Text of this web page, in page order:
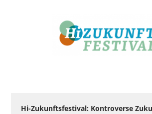
Hi-Zukunftsfestival: Kontroverse